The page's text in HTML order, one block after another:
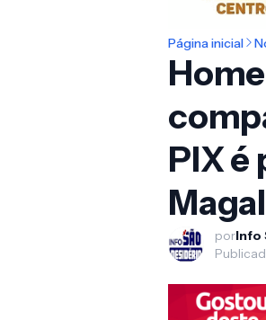
Página inicial
PIX é
porInfo